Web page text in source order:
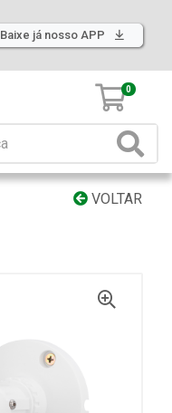
Baixe já nosso APP
0
VOLTAR